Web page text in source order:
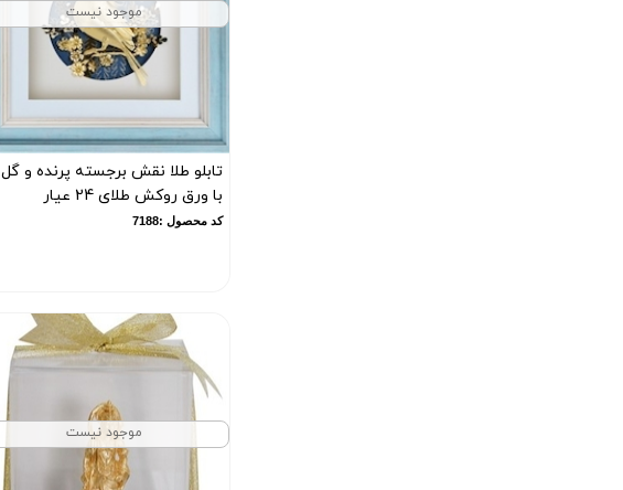
موجود نیست
تابلو طلا نقش برجسته پرنده و گل
با ورق روکش طلای 24 عیار
کد محصول :7188
موجود نیست